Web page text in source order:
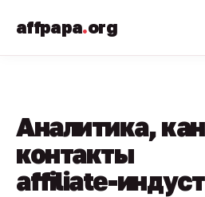
affpapa.org
Аналитика,
контакты
affiliate-